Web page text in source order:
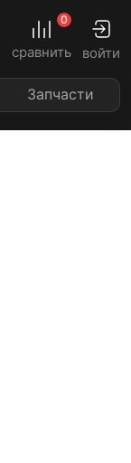
сравнить
0
войти
Запчасти